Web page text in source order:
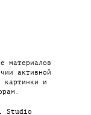
материалов
активной
картинки и
Studio